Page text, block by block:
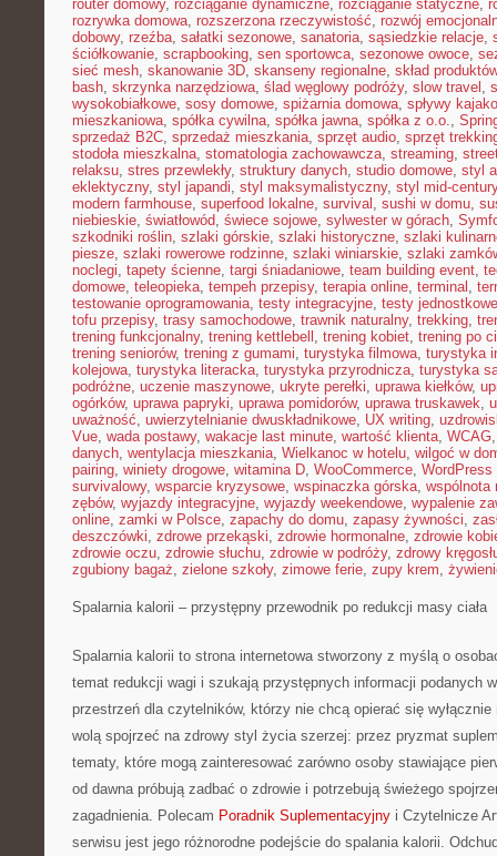
router domowy, rozciąganie dynamiczne, rozciąganie statyczne,
rozrywka domowa, rozszerzona rzeczywistość, rozwój
dobowy, rzeźba, sałatki sezonowe, sanatoria, sąsiedzkie relacje,
ściółkowanie, scrapbooking, sen sportowca, sezonowe owoce,
sieć mesh, skanowanie 3D, skanseny regionalne, skład produktów
bash, skrzynka narzędziowa, ślad węglowy podróży, slow travel ,
wysokobiałkowe, sosy domowe, spiżarnia domowa, spływy
mieszkaniowa, spółka cywilna, spółka jawna, spółka z o.o.,
sprzedaż B2C, sprzedaż mieszkania, sprzęt audio, sprzęt
stodoła mieszkalna, stomatologia zachowawcza, streaming,
relaksu, stres przewlekły, struktury danych, studio domowe, styl
eklektyczny, styl japandi, styl maksymalistyczny, styl mid-century
modern farmhouse, superfood lokalne, survival , sushi w domu,
niebieskie, światłowód, świece sojowe, sylwester w górach,
szkodniki roślin, szlaki górskie, szlaki historyczne, szlaki
piesze, szlaki rowerowe rodzinne, szlaki winiarskie, szlaki
noclegi, tapety ścienne, targi śniadaniowe, team building event,
domowe, teleopieka, tempeh przepisy, terapia online, terminal ,
testowanie oprogramowania, testy integracyjne, testy jednostkowe
tofu przepisy, trasy samochodowe, trawnik naturalny, trekking,
trening funkcjonalny, trening kettlebell , trening kobiet, trening po
trening seniorów, trening z gumami, turystyka filmowa, turystyka
kolejowa, turystyka literacka, turystyka przyrodnicza, turystyka
podróżne, uczenie maszynowe, ukryte perełki, uprawa kiełków,
ogórków, uprawa papryki, uprawa pomidorów, uprawa truskawek,
uważność, uwierzytelnianie dwuskładnikowe, UX writing,
Vue, wada postawy, wakacje last minute, wartość klienta, WCAG
danych, wentylacja mieszkania, Wielkanoc w hotelu, wilgoć w
pairing, winiety drogowe, witamina D, WooCommerce, WordPress
survivalowy, wsparcie kryzysowe, wspinaczka górska, wspólnota
zębów, wyjazdy integracyjne, wyjazdy weekendowe, wypalenie
online, zamki w Polsce, zapachy do domu, zapasy żywności,
deszczówki, zdrowe przekąski, zdrowie hormonalne, zdrowie
zdrowie oczu, zdrowie słuchu, zdrowie w podróży, zdrowy
zgubiony bagaż, zielone szkoły, zimowe ferie, zupy krem,
Spalarnia kalorii – przystępny przewodnik po redukcji masy ciała
Spalarnia kalorii to strona internetowa stworzony z myślą o
temat redukcji wagi i szukają przystępnych informacji podanych
przestrzeń dla czytelników, którzy nie chcą opierać się wyłącznie
wolą spojrzeć na zdrowy styl życia szerzej: przez pryzmat
tematy, które mogą zainteresować zarówno osoby stawiające
od dawna próbują zadbać o zdrowie i potrzebują świeżego
zagadnienia. Polecam Poradnik Suplementacyjny i Czytelnicze
serwisu jest jego różnorodne podejście do spalania kalorii.